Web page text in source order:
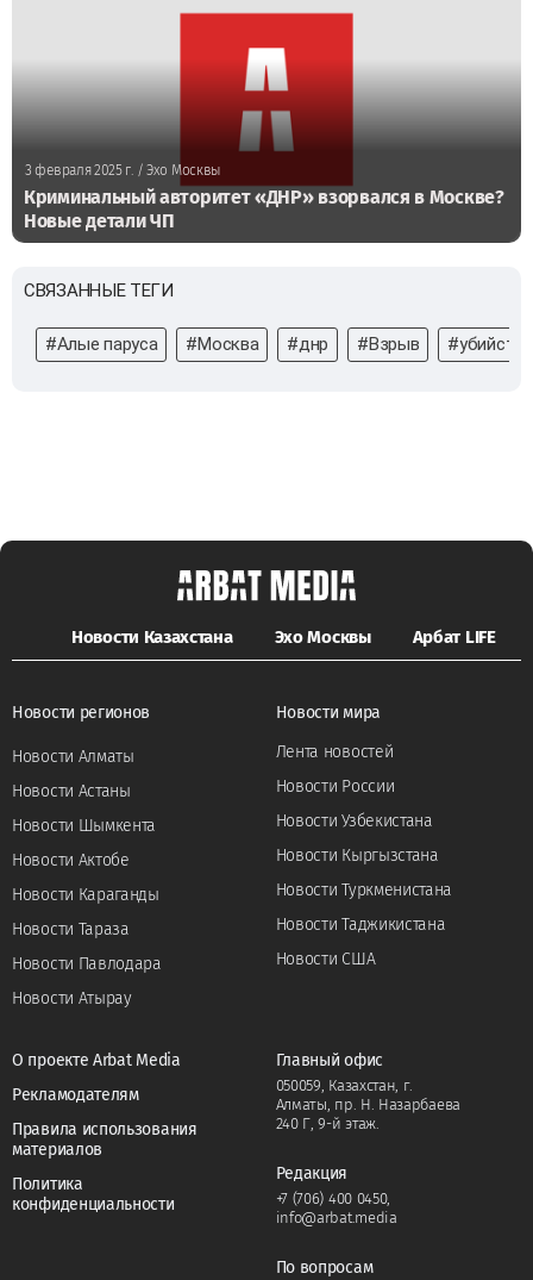
3 февраля 2025 г. / Эхо Москвы
Криминальный авторитет «ДНР» взорвался в Москве?
Новые детали ЧП
СВЯЗАННЫЕ ТЕГИ
#Алые паруса #Москва #днр #Взрыв
Новости Казахстана Эхо Москвы Арбат LIFE
Новости регионов
Новости Алматы
Новости Астаны
Новости Шымкента
Новости Актобе
Новости Караганды
Новости Тараза
Новости Павлодара
Новости Атырау
Новости мира
Лента новостей
Новости России
Новости Узбекистана
Новости Кыргызстана
Новости Туркменистана
Новости Таджикистана
Новости США
О проекте Arbat Media
Рекламодателям
Правила использования
материалов
Политика
конфиденциальности
Главный офис
050059, Казахстан, г.
Алматы, пр. Н. Назарбаева
240 Г, 9-й этаж.
Редакция
+7 (706) 400 0450,
info@arbat.media
По вопросам